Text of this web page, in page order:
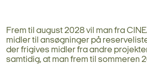
Frem til august 2028 vil man fra
midler til ansøgninger på
der frigives midler fra andre
samtidig, at man frem til sommeren